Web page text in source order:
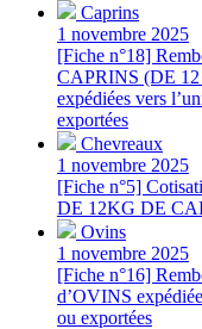
Caprins
1 novembre 2025
[Fiche n°18]
CAPRINS (DE
expédiées vers
exportées
Chevreaux
1 novembre 2025
[Fiche n°5]
DE 12KG DE
Ovins
1 novembre 2025
[Fiche n°16]
d’OVINS
ou exportées